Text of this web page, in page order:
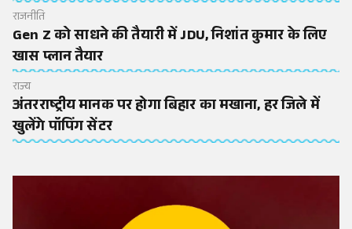
राजनीति
Gen Z को साधने की तैयारी में JDU, निशांत कुमार के लिए
खास प्लान तैयार
राज्य
अंतरराष्ट्रीय मानक पर होगा बिहार का मखाना, हर जिले में
खुलेंगे पॉपिंग सेंटर